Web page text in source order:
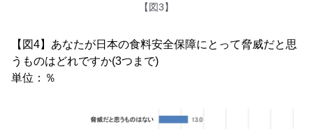
【図3】
【図4】あなたが日本の食料安全保障にとって脅威だと思
うものはどれですか(3つまで)
単位：％